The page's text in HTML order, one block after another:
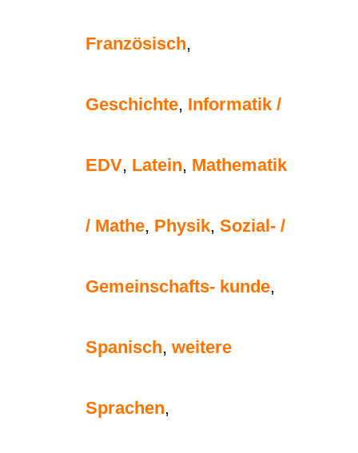
Französisch,
Geschichte, Informatik /
EDV, Latein, Mathematik
/ Mathe, Physik, Sozial- /
Gemeinschafts- kunde,
Spanisch, weitere
Sprachen,